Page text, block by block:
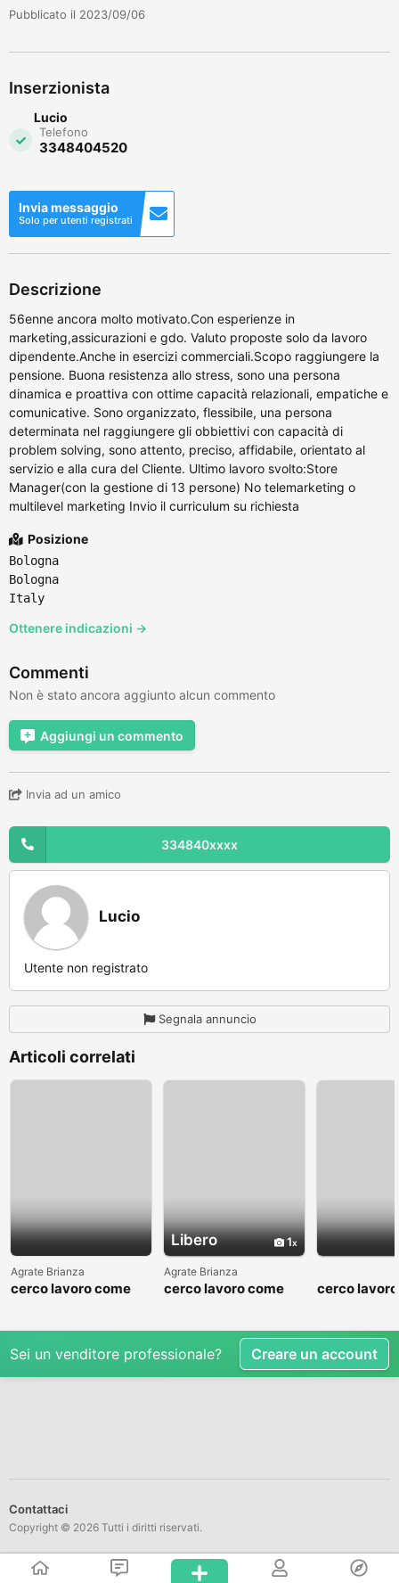
Pubblicato il 2023/09/06
Inserzionista
Lucio
Telefono
3348404520
Invia messaggio
Solo per utenti registrati
Descrizione
56enne ancora molto motivato.Con esperienze in
marketing,assicurazioni e gdo. Valuto proposte solo da lavoro
dipendente.Anche in esercizi commerciali.Scopo raggiungere la
pensione. Buona resistenza allo stress, sono una persona
dinamica e proattiva con ottime capacità relazionali, empatiche e
comunicative. Sono organizzato, flessibile, una persona
determinata nel raggiungere gli obbiettivi con capacità di
problem solving, sono attento, preciso, affidabile, orientato al
servizio e alla cura del Cliente. Ultimo lavoro svolto:Store
Manager(con la gestione di 13 persone) No telemarketing o
multilevel marketing Invio il curriculum su richiesta
Posizione
Bologna
Bologna
Italy
Ottenere indicazioni →
Commenti
Non è stato ancora aggiunto alcun commento
Aggiungi un commento
Invia ad un amico
334840xxxx
Lucio
Utente non registrato
Segnala annuncio
Articoli correlati
Agrate Brianza
cerco lavoro come
Libero 1
Agrate Brianza
cerco lavoro come
cerco
Sei un venditore professionale? Creare un account
Contattaci
Copyright © 2026 Tutti i diritti riservati.